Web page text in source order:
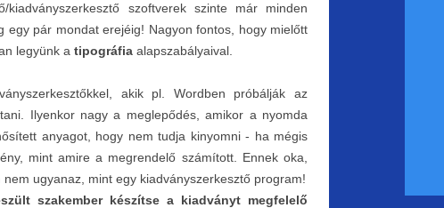
kiadványszerkesztő szoftverek szinte már minden
egy pár mondat erejéig! Nagyon fontos, hogy mielőtt
legyünk a tipográfia alapszabályaival.
akik pl. Wordben próbálják az
Ilyenkor nagy a meglepődés, amikor a nyomda
anyagot, hogy nem tudja kinyomni - ha mégis
mint amire a megrendelő számított. Ennek oka,
ugyanaz, mint egy kiadványszerkesztő program!
szakember készítse a kiadványt megfelelő